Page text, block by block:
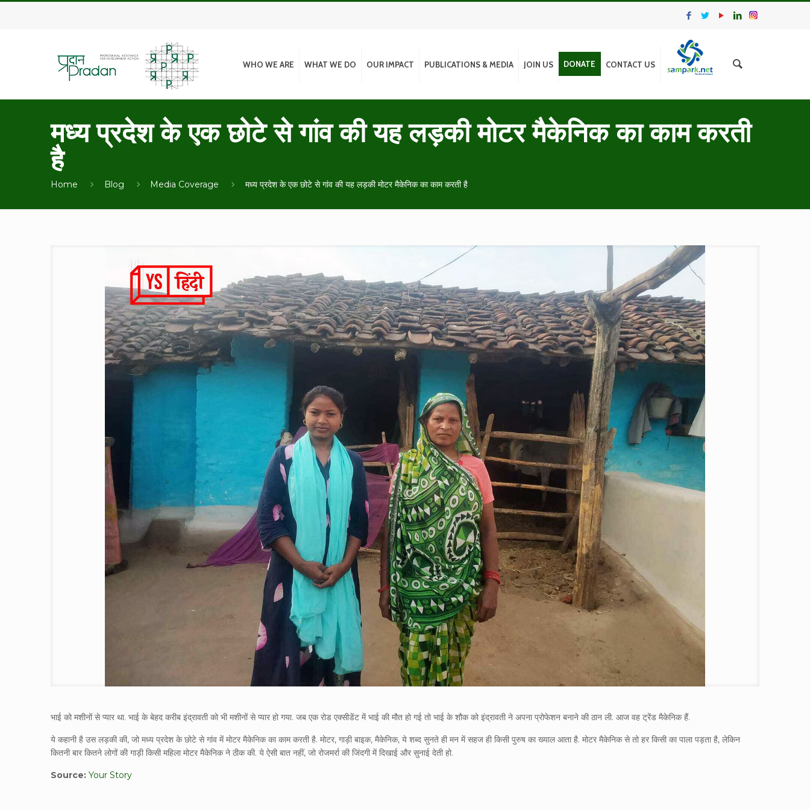
WHO WE ARE WHAT WE DO OUR IMPACT PUBLICATIONS & MEDIA JOIN US DONATE CONTACT US
मध्‍य प्रदेश के एक छोटे से गांव की यह लड़की मोटर मैकेनिक का काम करती
है
Home Blog Media Coverage मध्‍य प्रदेश के एक छोटे से गांव की यह लड़की मोटर मैकेनिक का काम करती है
भाई को मशीनों से प्‍यार था. भाई के बेहद करीब इंद्रावती को भी मशीनों से प्‍यार हो गया. जब एक रोड एक्‍सीडेंट में भाई की मौत हो गई तो भाई के शौक को इंद्रावती ने अपना प्रोफेशन बनाने की ठान ली. आज वह ट्रेंड मैकेनिक हैं.
ये कहानी है उस लड़की की, जो मध्‍य प्रदेश के छोटे से गांव में मोटर मैकेनिक का काम करती है. मोटर, गाड़ी बाइक, मैकेनिक, ये शब्‍द सुनते ही मन में सहज ही किसी पुरुष का ख्‍याल आता है. मोटर मैकेनिक से तो हर किसी का पाला पड़ता है, लेकिन
कितनी बार कितने लोगों की गाड़ी किसी महिला मोटर मैकेनिक ने ठीक की. ये ऐसी बात नहीं, जो रोजमर्रा की जिंदगी में दिखाई और सुनाई देती हो.
Source: Your Story